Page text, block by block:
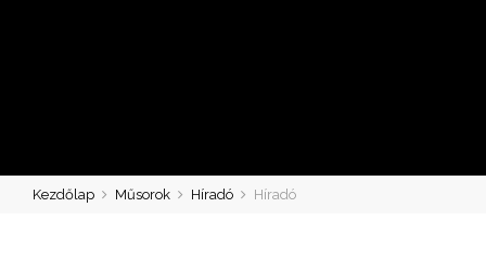
Kezdőlap Műsorok Híradó Híradó